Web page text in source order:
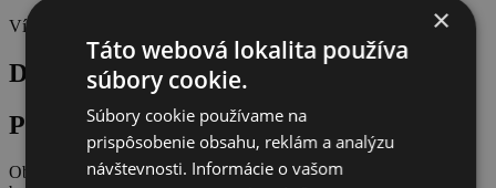
Víťaz aukcie:
Do aukcie venovala Manufaktura
Popis produktu
Objavte kolekciu od Manufaktury, ktorá je inšpirovaná krásou a
×
Táto webová lokalita používa
súbory cookie.
Súbory cookie používame na
prispôsobenie obsahu, reklám a analýzu
návštevnosti. Informácie o vašom